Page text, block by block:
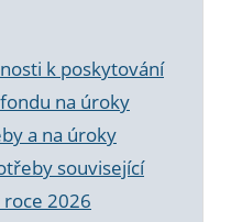
k poskytování
na úroky
a na úroky
související
2026